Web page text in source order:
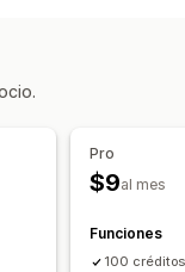
URL personalizada
Pro
$9al mes
Funciones
100